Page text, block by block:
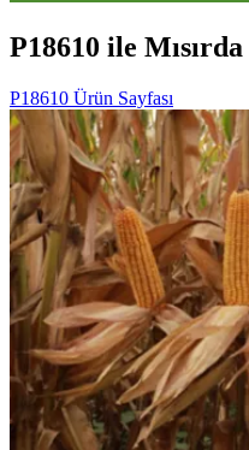
P18610 ile
P18610 Ürün Sayfası